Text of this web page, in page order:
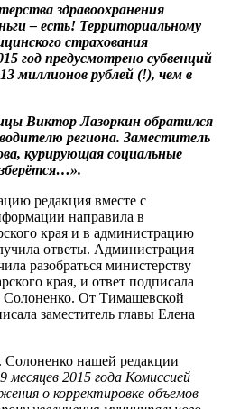
здравоохранения
– есть! Территориальному
страхования
год предусмотрено субвенций
миллионов рублей (!), чем в
Виктор Лазоркин обратился
региона. Заместитель
курирующая социальные
редакция вместе с
направила в
края и в администрацию
ответы. Администрация
разобраться министерству
края, и ответ подписала
Солоненко. От Тимашевской
заместитель главы Елена
Солоненко нашей редакции
месяцев 2015 года Комиссией
о корректировке объемов